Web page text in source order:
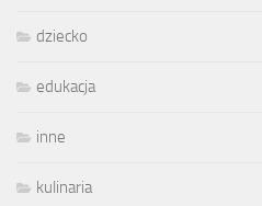
dziecko
edukacja
inne
kulinaria